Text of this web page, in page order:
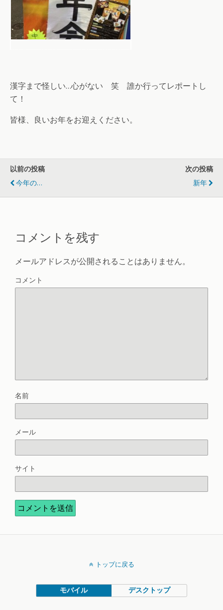
漢字まで怪しい…心がない 笑 誰か行ってレポートし
て！
皆様、良いお年をお迎えください。
以前の投稿
今年の…
次の投稿
新年
コメントを残す
メールアドレスが公開されることはありません。
コメント
名前
メール
サイト
トップに戻る
モバイル デスクトップ